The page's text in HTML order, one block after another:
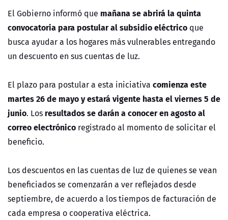
El Gobierno informó que mañana se abrirá la quinta
convocatoria para postular al subsidio eléctrico que
busca ayudar a los hogares más vulnerables entregando
un descuento en sus cuentas de luz.
El plazo para postular a esta iniciativa comienza este
martes 26 de mayo y estará vigente hasta el viernes 5 de
junio. Los resultados se darán a conocer en agosto al
correo electrónico registrado al momento de solicitar el
beneficio.
Los descuentos en las cuentas de luz de quienes se vean
beneficiados se comenzarán a ver reflejados desde
septiembre, de acuerdo a los tiempos de facturación de
cada empresa o cooperativa eléctrica.